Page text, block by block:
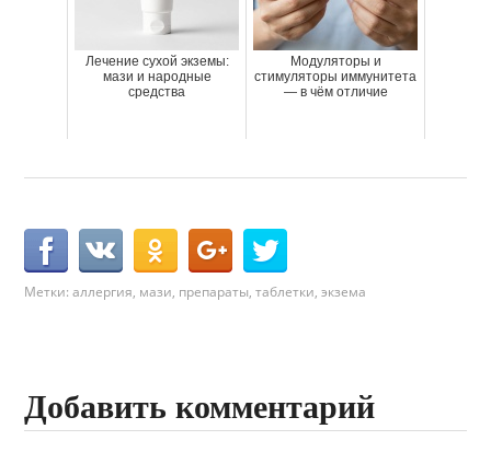
Лечение сухой экземы:
мази и народные
средства
Модуляторы и
стимуляторы иммунитета
— в чём отличие
Метки:аллергия, мази, препараты,таблетки,экзема
Добавить комментарий